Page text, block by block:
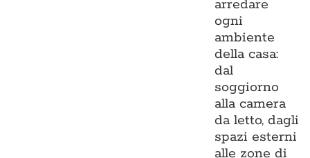
arredare
ogni
ambiente
della casa:
dal
soggiorno
alla camera
da letto, dagli
spazi esterni
alle zone di